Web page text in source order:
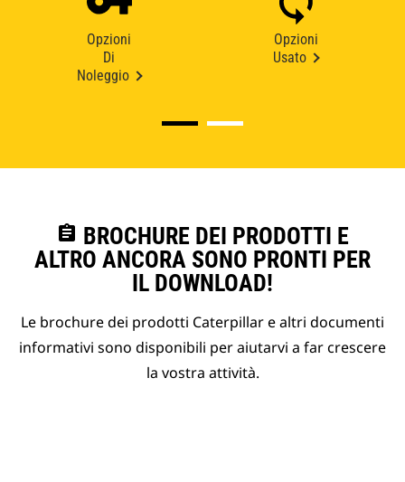
Opzioni
Di
Noleggio
Opzioni
Usato
assignment BROCHURE DEI PRODOTTI E
ALTRO ANCORA SONO PRONTI PER
IL DOWNLOAD!
Le brochure dei prodotti Caterpillar e altri documenti
informativi sono disponibili per aiutarvi a far crescere
la vostra attività.